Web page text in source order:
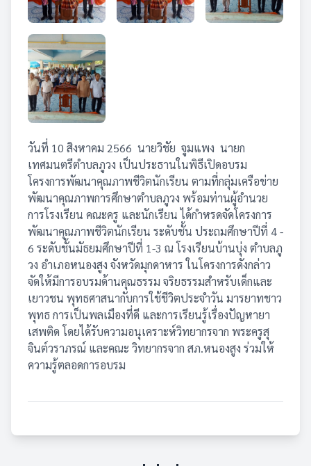
วันที่ 10 สิงหาคม 2566 นายวิชัย จูมแพง นายก
เทศมนตรีตำบลภูวง เป็นประธานในพิธีเปิดอบรม
โครงการพัฒนาคุณภาพชีวิตนักเรียน ตามที่กลุ่มเครือข่าย
พัฒนาคุณภาพการศึกษาตำบลภูวง พร้อมท่านผู้อำนวย
การโรงเรียน คณะครู และนักเรียน ได้กำหรดจัดโครงการ
พัฒนาคุณภาพชีวิตนักเรียน ระดับชั้น ประถมศึกษาปีที่ 4 -
6 ระดับชั้นมัธยมศึกษาปีที่ 1-3 ณ โรงเรียนบ้านบุ่ง ตำบลภู
วง อำเภอหนองสูง จังหวัดมุกดาหาร ในโครงการดังกล่าว
จัดให้มีการอบรมด้านคุณธรรม จริยธรรมสำหรับเด็กและ
เยาวชน พุทธศาสนากับการใช้ชีวิตประจำวัน มารยาทชาว
พุทธ การเป็นพลเมืองที่ดี และการเรียนรู้เรื่องปัญหายา
เสพติด โดยได้รับความอนุเคราะห์วิทยากรจาก พระครูสุ
จินต์วราภรณ์ และคณะ วิทยากรจาก สภ.หนองสูง ร่วมให้
ความรู้ตลอดการอบรม